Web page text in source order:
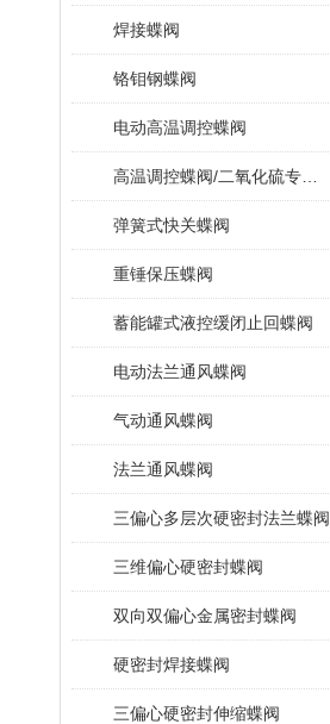
焊接蝶阀
铬钼钢蝶阀
电动高温调控蝶阀
弹簧式快关蝶阀
重锤保压蝶阀
蓄能罐式液控缓闭止回蝶阀
电动法兰通风蝶阀
气动通风蝶阀
法兰通风蝶阀
三偏心多层次硬密封法兰蝶阀
三维偏心硬密封蝶阀
双向双偏心金属密封蝶阀
硬密封焊接蝶阀
三偏心硬密封伸缩蝶阀